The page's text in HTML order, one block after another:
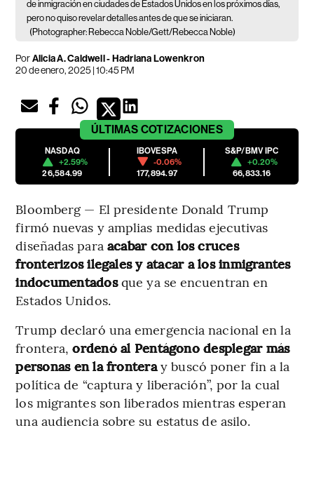
de inmigración en ciudades de Estados Unidos en los próximos días,
pero no quiso revelar detalles antes de que se iniciaran.
(Photographer: Rebecca Noble/Gett/Rebecca Noble)
PorAlicia A. Caldwell - Hadriana Lowenkron
20 de enero, 2025 | 10:45 PM
ÚLTIMAS COTIZACIONES
NASDAQ
+2.59%
26,584.99
IBOVESPA
-0.06%
177,894.97
S&P/BMV IPC
+0.20%
66,833.16
Bloomberg — El presidente Donald Trump
firmó nuevas y amplias medidas ejecutivas
diseñadas para acabar con los cruces
fronterizos ilegales y atacar a los inmigrantes
indocumentadosque ya se encuentran en
Estados Unidos.
Trump declaró una emergencia nacional en la
frontera,ordenó al Pentágono desplegar más
personas en la fronteray buscó poner fin a la
política de “captura y liberación”, por la cual
los migrantes son liberados mientras esperan
una audiencia sobre su estatus de asilo.